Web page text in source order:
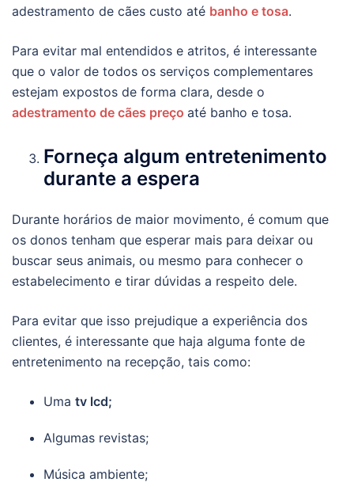
adestramento de cães custo até banho e tosa.
Para evitar mal entendidos e atritos, é interessante
que o valor de todos os serviços complementares
estejam expostos de forma clara, desde o
adestramento de cães preço até banho e tosa.
Forneça algum entretenimento
durante a espera
Durante horários de maior movimento, é comum que
os donos tenham que esperar mais para deixar ou
buscar seus animais, ou mesmo para conhecer o
estabelecimento e tirar dúvidas a respeito dele.
Para evitar que isso prejudique a experiência dos
clientes, é interessante que haja alguma fonte de
entretenimento na recepção, tais como:
Uma tv lcd;
Algumas revistas;
Música ambiente;